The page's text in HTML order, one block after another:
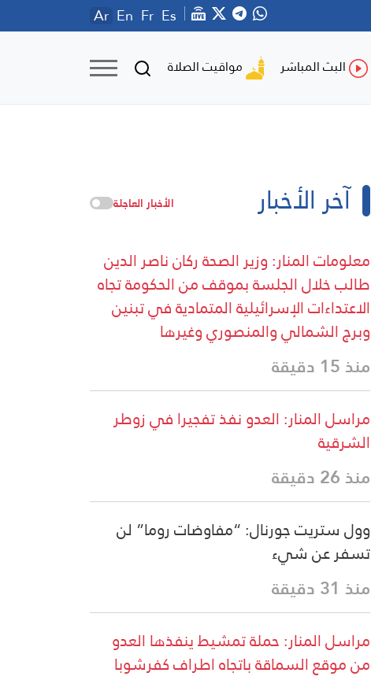
Ar En Fr Es
البث المباشر مواقيت الصلاة
آخر الأخبار الأخبار العاجلة
معلومات المنار: وزير الصحة ركان ناصر الدين
طالب خلال الجلسة بموقف من الحكومة تجاه
الاعتداءات الإسرائيلية المتمادية في تبنين
وبرج الشمالي والمنصوري وغيرها
منذ 15 دقيقة
مراسل المنار: العدو نفذ تفجيرا في زوطر
الشرقية
منذ 26 دقيقة
وول ستريت جورنال: “مفاوضات روما” لن
تسفر عن شيء
منذ 31 دقيقة
مراسل المنار: حملة تمشيط ينفذها العدو
من موقع السماقة باتجاه اطراف كفرشوبا